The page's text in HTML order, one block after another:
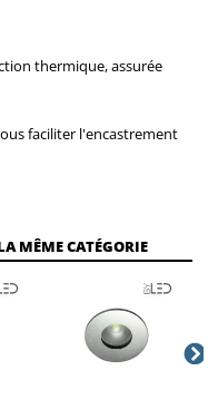
thermique, assurée
faciliter l'encastrement
MÊME CATÉGORIE